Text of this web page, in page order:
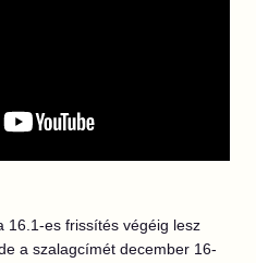
16.1-es frissítés végéig lesz
a szalagcímét december 16-